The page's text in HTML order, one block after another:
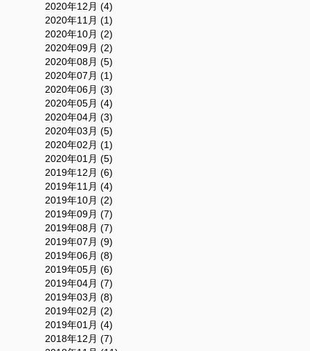
2020年12月 (4)
2020年11月 (1)
2020年10月 (2)
2020年09月 (2)
2020年08月 (5)
2020年07月 (1)
2020年06月 (3)
2020年05月 (4)
2020年04月 (3)
2020年03月 (5)
2020年02月 (1)
2020年01月 (5)
2019年12月 (6)
2019年11月 (4)
2019年10月 (2)
2019年09月 (7)
2019年08月 (7)
2019年07月 (9)
2019年06月 (8)
2019年05月 (6)
2019年04月 (7)
2019年03月 (8)
2019年02月 (2)
2019年01月 (4)
2018年12月 (7)